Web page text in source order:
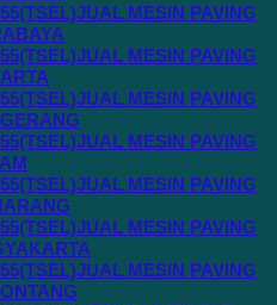
MESIN PAVING
MESIN PAVING
MESIN PAVING
MESIN PAVING
MESIN PAVING
MESIN PAVING
MESIN PAVING